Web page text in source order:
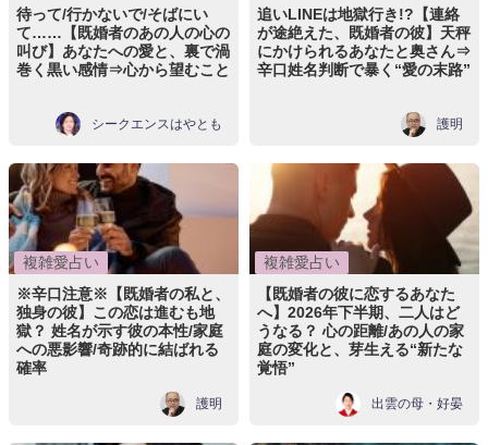
待って/行かないで/そばにい
て……【既婚者のあの人の心の
叫び】あなたへの愛と、裏で渦
巻く黒い感情⇒心から望むこと
シークエンスはやとも
追いLINEは地獄行き!?【連絡
が途絶えた、既婚者の彼】天秤
にかけられるあなたと奥さん⇒
辛口姓名判断で暴く“愛の末路”
護明
複雑愛占い
※辛口注意※【既婚者の私と、
独身の彼】この恋は進むも地
獄？ 姓名が示す彼の本性/家庭
への悪影響/奇跡的に結ばれる
確率
護明
複雑愛占い
【既婚者の彼に恋するあなた
へ】2026年下半期、二人はど
うなる？ 心の距離/あの人の家
庭の変化と、芽生える“新たな
覚悟”
出雲の母・好晏